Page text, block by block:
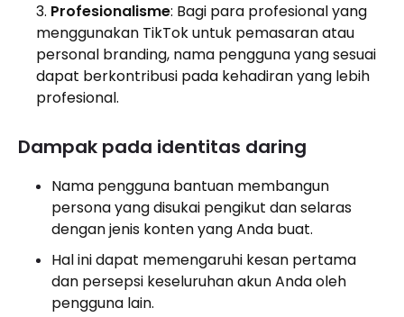
Profesionalisme: Bagi para profesional yang
menggunakan TikTok untuk pemasaran atau
personal branding, nama pengguna yang sesuai
dapat berkontribusi pada kehadiran yang lebih
profesional.
Dampak pada identitas daring
Nama pengguna bantuan membangun
persona yang disukai pengikut dan selaras
dengan jenis konten yang Anda buat.
Hal ini dapat memengaruhi kesan pertama
dan persepsi keseluruhan akun Anda oleh
pengguna lain.